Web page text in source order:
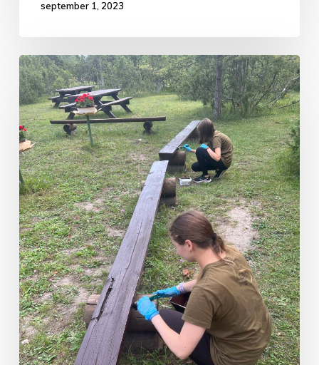
september 1, 2023
Saue
Valla
Noortemalev
2023
on
nüüdseks
läbi